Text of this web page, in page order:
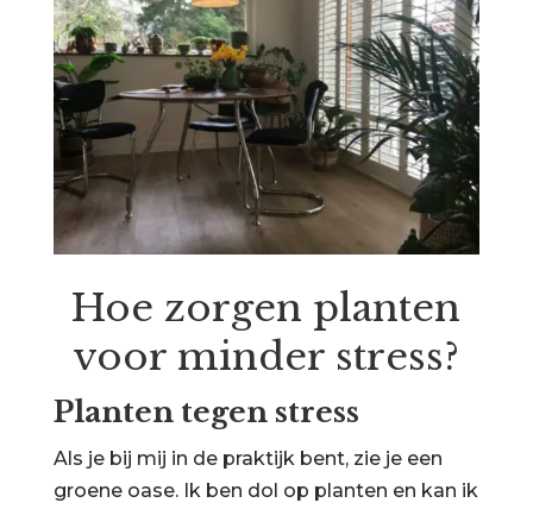
Hoe zorgen planten
voor minder stress?
Planten tegen stress
Als je bij mij in de praktijk bent, zie je een
groene oase. Ik ben dol op planten en kan ik